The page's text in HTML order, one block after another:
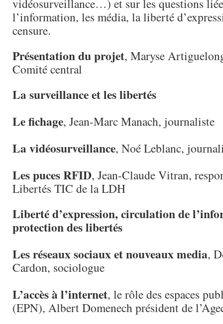
vidéosurveillance…) et sur les questions
l’information, les média, la liberté
censure.
Présentation du projet, Maryse
Comité central
La surveillance et les libertés
Le fichage, Jean-Marc Manach, journaliste
La vidéosurveillance, Noé Leblanc,
Les puces RFID, Jean-Claude Vitran,
Libertés TIC de la LDH
Liberté d’expression, circulation de
protection des libertés
Les réseaux sociaux et nouveaux media,
Cardon, sociologue
L’accès à l’internet, le rôle des espaces
(EPN), Albert Domenech président de